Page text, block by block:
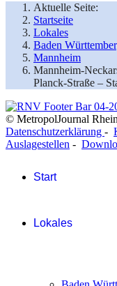
Aktuelle Seite:
Startseite
Lokales
Baden
Mannheim
Mannheim-
Planck-Straße –
© MetropolJournal
Datenschutzerklärung -
Auslagestellen -
Start
Lokales